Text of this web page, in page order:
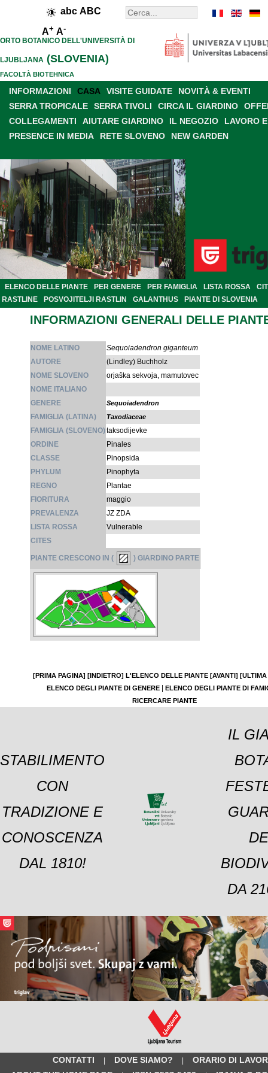
abc ABC
A+ A-
ORTO BOTANICO DELL'UNIVERSITÀ DI
LJUBLJANA (SLOVENIA)
FACOLTÀ BIOTEHNICA
INFORMAZIONI CASA VISITE GUIDATE
NOVITÀ & EVENTI
SERRA TROPICALE
SERRA TIVOLI CIRCA IL GIARDINO
COLLEGAMENTI
AIUTARE GIARDINO IL NEGOZIO
LAVORO
PRESENCE IN MEDIA
RETE SLOVENO NEW GARDEN
ELENCO DELLE PIANTE PER GENERE PER FAMIGLIA LISTA ROSSA
RASTLINE
POSVOJITELJI RASTLIN GALANTHUS PIANTE DI SLOVENIA
INFORMAZIONI GENERALI DELLE
NOME LATINO
Sequoiadendron giganteum
AUTORE
(Lindley) Buchholz
NOME SLOVENO
orjaška sekvoja, mamutovec
NOME ITALIANO
GENERE
Sequoiadendron
FAMIGLIA (LATINA) Taxodiaceae
FAMIGLIA (SLOVENO)taksodijevke
ORDINE
Pinales
CLASSE
Pinopsida
PHYLUM
Pinophyta
REGNO
Plantae
FIORITURA
maggio
PREVALENZA
JZ ZDA
LISTA ROSSA
Vulnerable
CITES
PIANTE CRESCONO IN ( ) GIARDINO PARTE
[PRIMA PAGINA] [INDIETRO] L'ELENCO DELLE PIANTE [AVANTI]
ELENCO DEGLI PIANTE DI GENERE
ELENCO DEGLI PIANTE DI
RICERCARE PIANTE
STABILIMENTO
CON
TRADIZIONE E
CONOSCENZA
DAL 1810!
IL
DA
CONTATTI | DOVE SIAMO? |
ORARIO DI